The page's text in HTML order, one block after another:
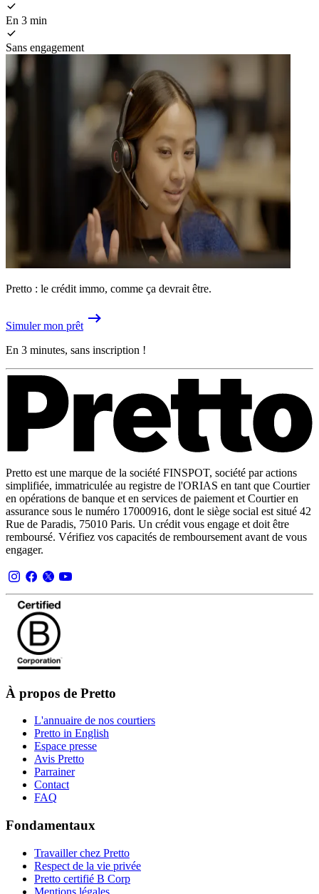
En 3 min
Sans engagement
Pretto : le crédit immo, comme ça devrait être.
Simuler mon prêt
En 3 minutes, sans inscription !
Pretto est une marque de la société FINSPOT, société par actions
simplifiée, immatriculée au registre de l'ORIAS en tant que Courtier
en opérations de banque et en services de paiement et Courtier en
assurance sous le numéro 17000916, dont le siège social est situé 42
Rue de Paradis, 75010 Paris. Un crédit vous engage et doit être
remboursé. Vérifiez vos capacités de remboursement avant de vous
engager.
À propos de Pretto
L'annuaire de nos courtiers
Pretto in English
Espace presse
Avis Pretto
Parrainer
Contact
FAQ
Fondamentaux
Travailler chez Pretto
Respect de la vie privée
Pretto certifié B Corp
Mentions légales